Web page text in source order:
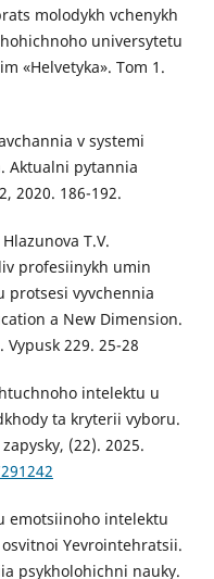
molodykh vchenykh
universytetu
«Helvetyka». Tom 1.
v systemi
Aktualni pytannia
2020. 186-192.
T.V.
profesiinykh umin
protsesi vyvchennia
a New Dimension.
Vypusk 229. 25-28
intelektu u
ta kryterii vyboru.
(22). 2025.
emotsiinoho intelektu
Yevrointehratsii.
psykholohichni nauky.